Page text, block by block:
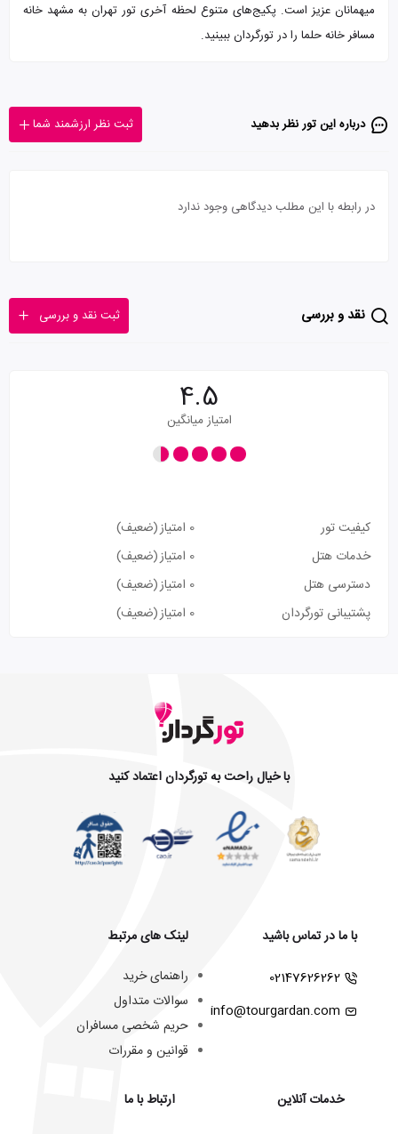
میهمانان عزیز است. پکیج‌های متنوع لحظه آخری تور تهران به مشهد خانه
مسافر خانه حلما را در تورگردان ببینید.
درباره این تور‌ نظر بدهید ثبت نظر ارزشمند شما
در رابطه با این مطلب دیدگاهی وجود ندارد
نقد و بررسی ثبت نقد و بررسی
4.5
امتیاز میانگین
کیفیت تور 0 امتیاز
(ضعیف)
خدمات هتل
0 امتیاز
(ضعیف)
دسترسی هتل
0 امتیاز
(ضعیف)
پشتیبانی تورگردان
0 امتیاز (ضعیف)
با خیال راحت به تورگردان اعتماد کنید
با ما در تماس باشید
02147626262
info@tourgardan.com
خدمات آنلاین
لینک های مرتبط
راهنمای خرید
سوالات متداول
حریم شخصی مسافران
قوانین و مقررات
ارتباط با ما